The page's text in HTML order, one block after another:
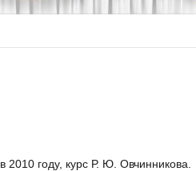
году, курс Р. Ю. Овчинникова.